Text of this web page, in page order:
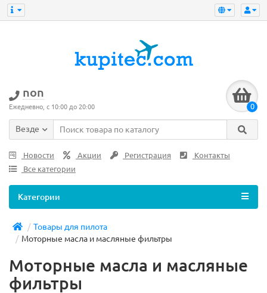
non
Ежедневно, с 10:00 до 20:00 0
Везде
Новости Акции Регистрация
Контакты
Все категории
Категории
Товары для пилота
Моторные масла и масляные фильтры
Моторные масла и масляные
фильтры